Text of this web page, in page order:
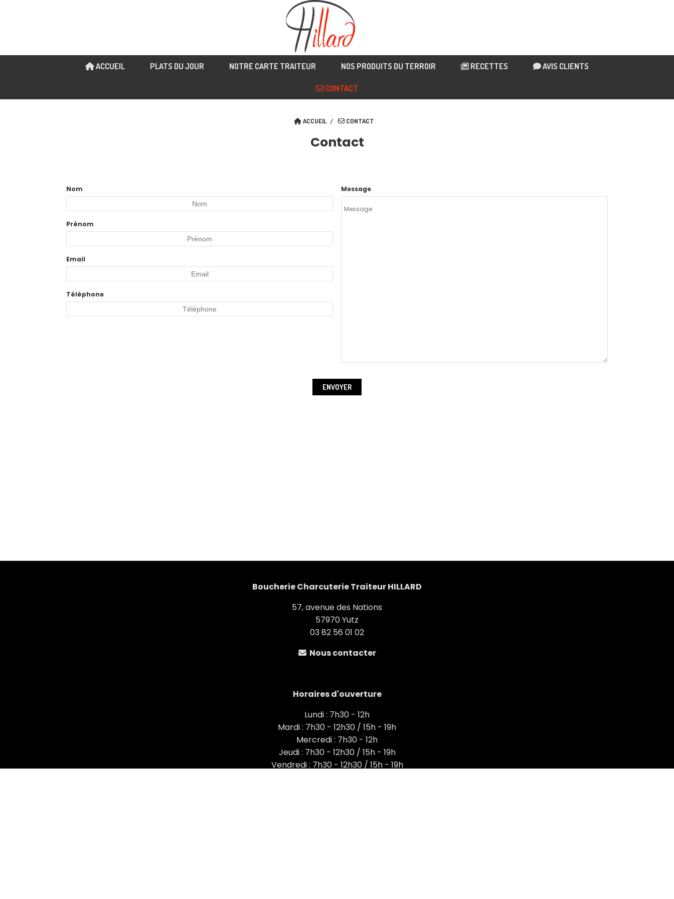
ACCUEIL PLATS DU JOUR NOTRE CARTE TRAITEUR NOS PRODUITS DU TERROIR RECETTES AVIS CLIENTS
CONTACT
ACCUEIL CONTACT
Contact
Nom
Prénom
Email
Téléphone
Message
ENVOYER
Boucherie Charcuterie Traiteur HILLARD
57, avenue des Nations
57970 Yutz
03 82 56 01 02
 Nous contacter
Horaires d'ouverture
Lundi : 7h30 - 12h
Mardi : 7h30 - 12h30 / 15h - 19h
Mercredi : 7h30 - 12h
Jeudi : 7h30 - 12h30 / 15h - 19h
Vendredi : 7h30 - 12h30 / 15h - 19h